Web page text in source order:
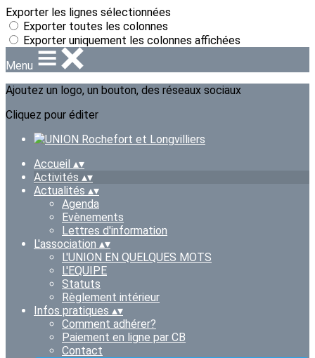
Exporter les lignes sélectionnées
Exporter toutes les colonnes
Exporter uniquement les colonnes affichées
Menu
Ajoutez un logo, un bouton, des réseaux sociaux
Cliquez pour éditer
Accueil ▴▾
Activités ▴▾
Actualités ▴▾
Agenda
Evènements
Lettres d'information
L'association ▴▾
L'UNION EN QUELQUES MOTS
L'EQUIPE
Statuts
Règlement intérieur
Infos pratiques ▴▾
Comment adhérer?
Paiement en ligne par CB
Contact